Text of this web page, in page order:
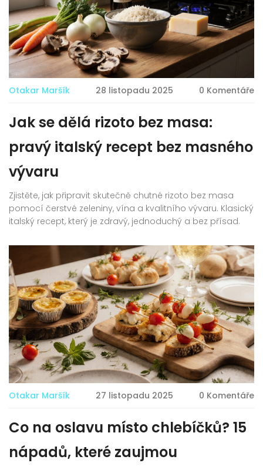
Otakar Maršík 28 listopadu 2025 0 Komentáře
Jak se dělá rizoto bez masa:
pravý italský recept bez masného
vývaru
Zjistěte, jak připravit skutečně chutné rizoto bez masa
pomocí čerstvé zeleniny, vína a kvalitního vývaru. Klasický
italský recept, který je zdravý, jednoduchý a bez přísad.
Otakar Maršík 27 listopadu 2025 0 Komentáře
Co na oslavu místo chlebíčků? 15
nápadů, které zaujmou